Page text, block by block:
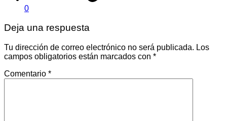
0
Deja una respuesta
Tu dirección de correo electrónico no será publicada. Los
campos obligatorios están marcados con *
Comentario *